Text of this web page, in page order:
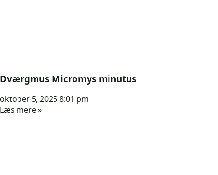
Dværgmus Micromys minutus
oktober 5, 20258:01 pm
Læs mere »